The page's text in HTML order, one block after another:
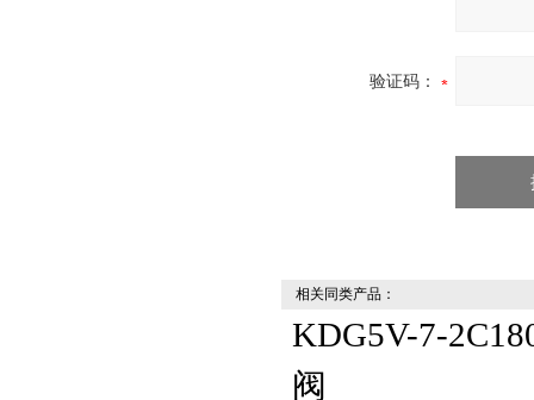
验证码：
相关同类产品：
KDG5V-7-
阀